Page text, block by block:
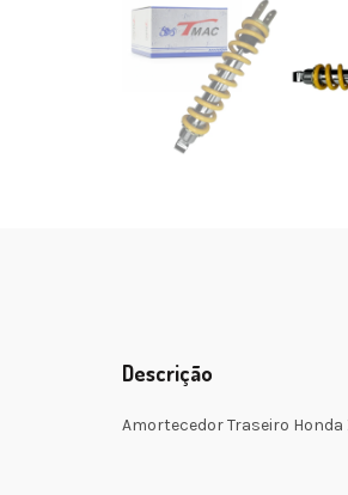
Descrição
Amortecedor Traseiro Honda